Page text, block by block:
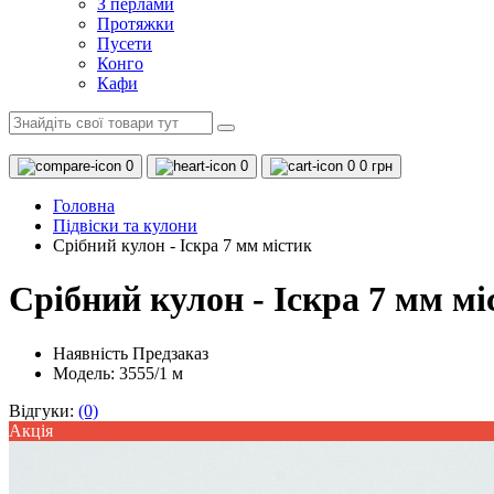
З перлами
Протяжки
Пусети
Конго
Кафи
0 0 0 0 грн
Головна
Підвіски та кулони
Срібний кулон - Іскра 7 мм містик
Срібний кулон - Іскра 7 мм
Наявність Предзаказ
Модель: 3555/1 м
Відгуки: (0)
Акцiя